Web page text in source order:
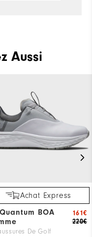
Aussi
Achat Express
BOA
De Golf
220€
161€